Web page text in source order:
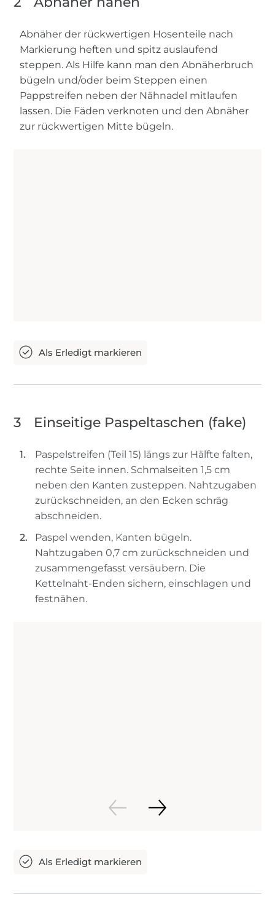
Abnäher der rückwertigen Hosenteile nach
Markierung heften und spitz auslaufend
steppen. Als Hilfe kann man den Abnäherbruch
bügeln und/oder beim Steppen einen
Pappstreifen neben der Nähnadel mitlaufen
lassen. Die Fäden verknoten und den Abnäher
zur rückwertigen Mitte bügeln.
3 Einseitige Paspeltaschen (fake)
Paspelstreifen (Teil 15) längs zur Hälfte falten,
rechte Seite innen. Schmalseiten 1,5 cm
neben den Kanten zusteppen. Nahtzugaben
zurückschneiden, an den Ecken schräg
abschneiden.
Paspel wenden, Kanten bügeln.
Nahtzugaben 0,7 cm zurückschneiden und
zusammengefasst versäubern. Die
Kettelnaht-Enden sichern, einschlagen und
festnähen.